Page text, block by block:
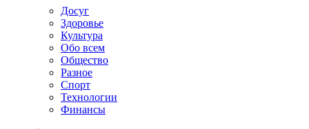
Досуг
Здоровье
Культура
Обо всем
Общество
Разное
Спорт
Технологии
Финансы